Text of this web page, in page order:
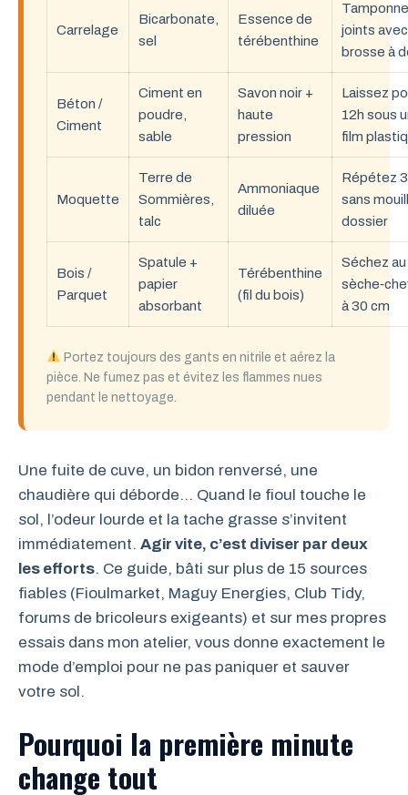
Carrelage
Bicarbonate,
sel
Essence de
térébenthine
joints
brosse à
Béton /
Ciment
Ciment en
poudre,
sable
Savon noir +
haute
pression
Laissez
12h sous
film
Moquette
Terre de
Sommières,
talc
Ammoniaque
diluée
Répétez
sans
dossier
Bois /
Parquet
Spatule +
papier
absorbant
Térébenthine
(fil du bois)
Séchez au
à 30 cm
Portez toujours des gants en nitrile et aérez la
pièce. Ne fumez pas et évitez les flammes nues
pendant le nettoyage.
Une fuite de cuve, un bidon renversé, une
chaudière qui déborde… Quand le fioul touche le
sol, l’odeur lourde et la tache grasse s’invitent
immédiatement. Agir vite, c’est diviser par deux
les efforts. Ce guide, bâti sur plus de 15 sources
fiables (Fioulmarket, Maguy Energies, Club Tidy,
forums de bricoleurs exigeants) et sur mes propres
essais dans mon atelier, vous donne exactement le
mode d’emploi pour ne pas paniquer et sauver
votre sol.
Pourquoi la première minute
change tout